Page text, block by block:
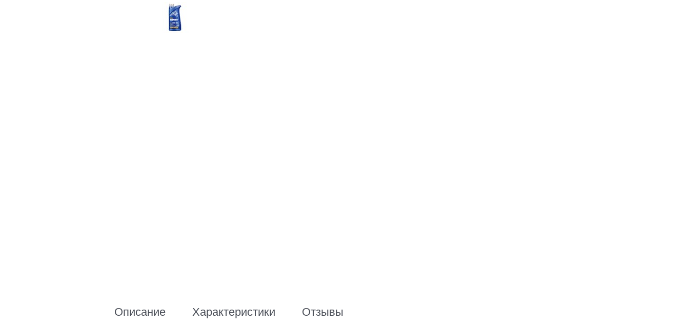
Описание Характеристики Отзывы